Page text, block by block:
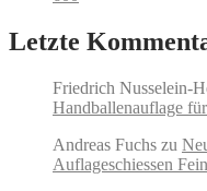
Letzte
Friedrich Nusselein-
Handballenauflage
Andreas Fuchs zu
Auflageschiessen